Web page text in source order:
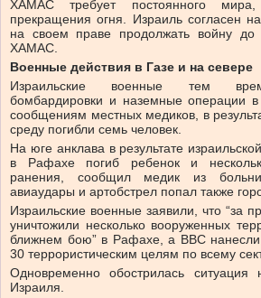
ХАМАС требует постоянного
прекращения огня. Израиль согласен
на своем праве продолжать войну до
ХАМАС.
Военные действия в Газе и на севере
Израильские военные тем
бомбардировки и наземные операции в
сообщениям местных медиков, в
среду погибли семь человек.
На юге анклава в результате
в Рафахе погиб ребенок и
ранения, сообщил медик из
авиаудары и артобстрел попал также
Израильские военные заявили, что “за
уничтожили несколько вооруженных
ближнем бою” в Рафахе, а ВВС
30 террористическим целям по всему
Одновременно обострилась ситуация
Израиля.